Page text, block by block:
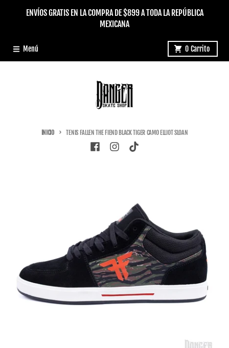
Ir directamente al contenido
ENVÍOS GRATIS EN LA COMPRA DE $899 A TODA LA REPÚBLICA
MEXICANA
Menú 0 Carrito
INICIO TENIS FALLEN THE FIEND BLACK TIGER CAMO ELLIOT SLOAN